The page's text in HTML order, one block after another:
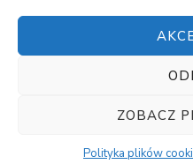
ZOBACZ
Polityka plików
Polityka plików cookies
Blossom Themes